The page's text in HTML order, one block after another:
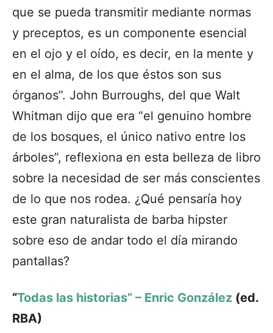
que se pueda transmitir mediante normas
y preceptos, es un componente esencial
en el ojo y el oído, es decir, en la mente y
en el alma, de los que éstos son sus
órganos”. John Burroughs, del que Walt
Whitman dijo que era “el genuino hombre
de los bosques, el único nativo entre los
árboles”, reflexiona en esta belleza de libro
sobre la necesidad de ser más conscientes
de lo que nos rodea. ¿Qué pensaría hoy
este gran naturalista de barba hipster
sobre eso de andar todo el día mirando
pantallas?
“Todas las historias” – Enric González (ed.
RBA)